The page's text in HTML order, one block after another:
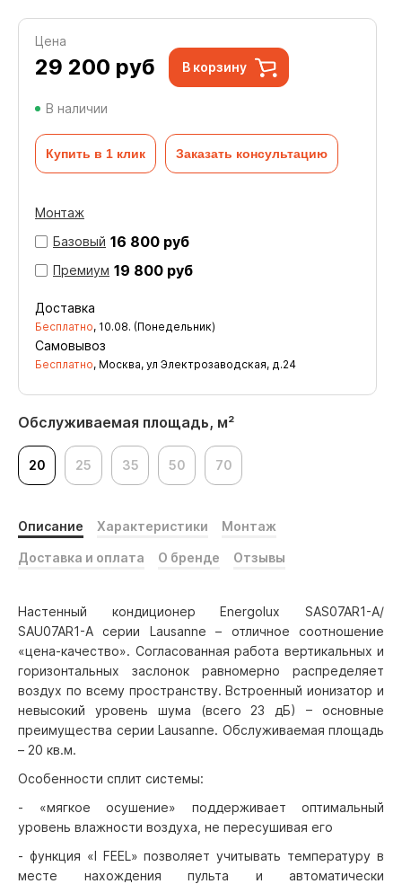
Обслуживаемая площадь, м²
20 25 35 50 70
Цена
29 200 руб В корзину
В наличии
Купить в 1 клик Заказать консультацию
Монтаж
Базовый 16 800 руб
Премиум 19 800 руб
Доставка
Бесплатно, 10.08. (Понедельник)
Самовывоз
Бесплатно, Москва, ул Электрозаводская, д.24
Описание Характеристики Монтаж
Доставка и оплата О бренде Отзывы
Настенный кондиционер Energolux SAS07AR1-A/
SAU07AR1-A серии Lausanne – отличное соотношение
«цена-качество». Согласованная работа вертикальных и
горизонтальных заслонок равномерно распределяет
воздух по всему пространству. Встроенный ионизатор и
невысокий уровень шума (всего 23 дБ) – основные
преимущества серии Lausanne. Обслуживаемая площадь
– 20 кв.м.
Особенности сплит системы:
- «мягкое осушение» поддерживает оптимальный
уровень влажности воздуха, не пересушивая его
- функция «I FEEL» позволяет учитывать температуру в
месте нахождения пульта и автоматически